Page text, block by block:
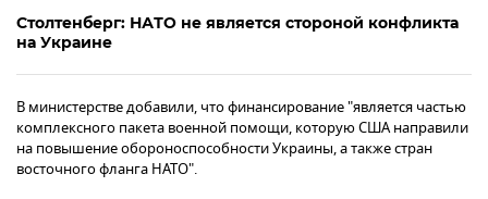
Столтенберг: НАТО не является стороной конфликта
на Украине
В министерстве добавили, что финансирование "является частью
комплексного пакета военной помощи, которую США направили
на повышение обороноспособности Украины, а также стран
восточного фланга НАТО".